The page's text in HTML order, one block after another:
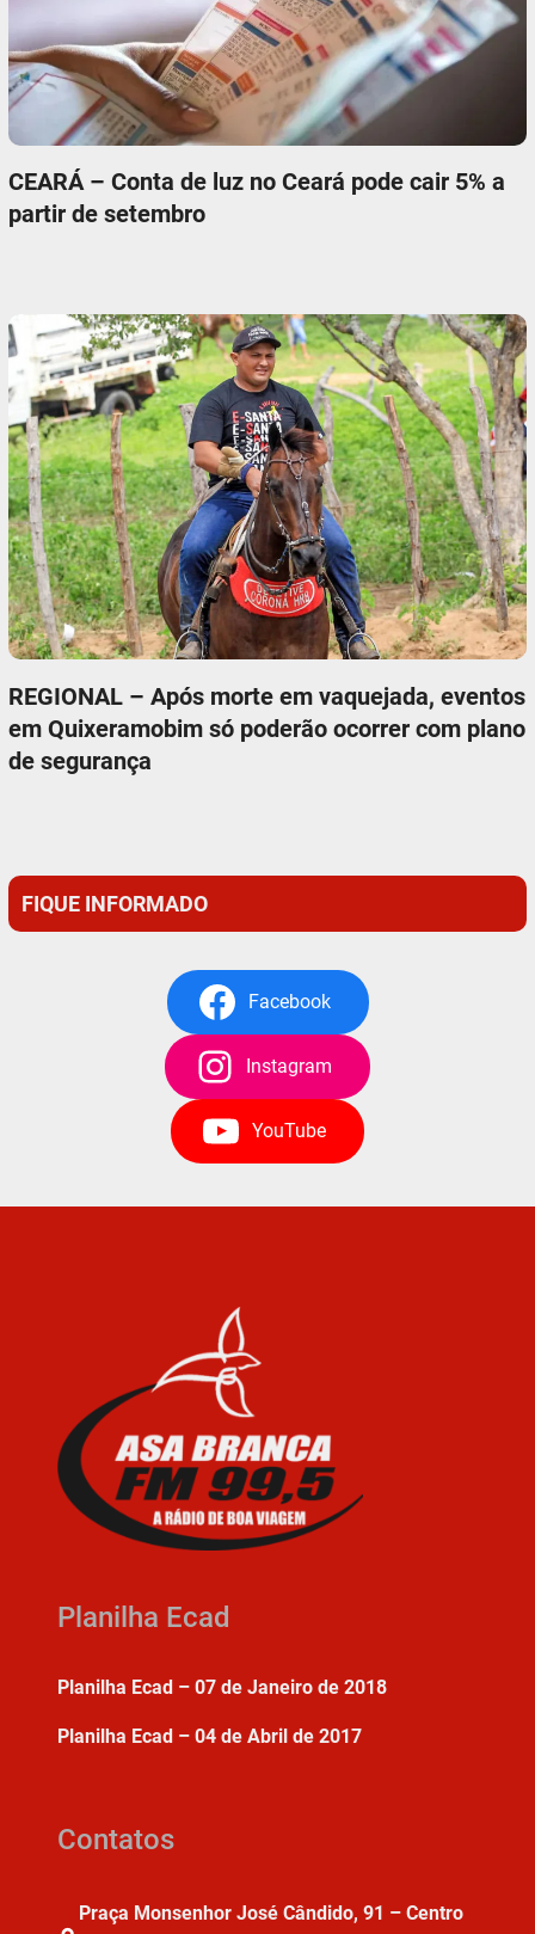
CEARÁ – Conta de luz no Ceará pode cair 5% a
partir de setembro
REGIONAL – Após morte em vaquejada, eventos
em Quixeramobim só poderão ocorrer com plano
de segurança
FIQUE INFORMADO
Facebook
Instagram
YouTube
Planilha Ecad
Planilha Ecad – 07 de Janeiro de 2018
Planilha Ecad – 04 de Abril de 2017
Contatos
Praça Monsenhor José Cândido, 91 – Centro